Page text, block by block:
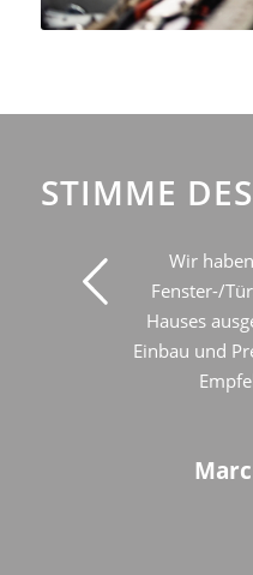
STIMME
Wir
Fenster-/
Hauses
Einbau und